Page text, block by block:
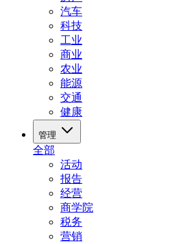
汽车
科技
工业
商业
农业
能源
交通
健康
管理
全部
活动
报告
经营
商学院
税务
营销